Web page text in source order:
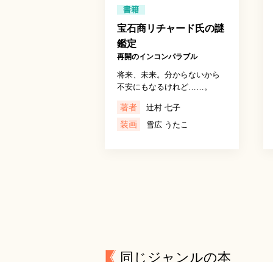
書籍
宝石商リチャード氏の謎
鑑定
再開のインコンパラブル
将来、未来。分からないから
不安にもなるけれど……。
著者 辻村 七子
装画 雪広 うたこ
同じジャンルの本